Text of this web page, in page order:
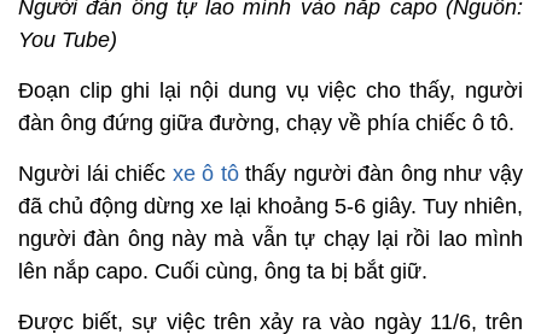
Người đàn ông tự lao mình vào nắp capo (Nguồn:
You Tube)
Đoạn clip ghi lại nội dung vụ việc cho thấy, người
đàn ông đứng giữa đường, chạy về phía chiếc ô tô.
Người lái chiếc xe ô tôthấy người đàn ông như vậy
đã chủ động dừng xe lại khoảng 5-6 giây. Tuy nhiên,
người đàn ông này mà vẫn tự chạy lại rồi lao mình
lên nắp capo. Cuối cùng, ông ta bị bắt giữ.
Được biết, sự việc trên xảy ra vào ngày 11/6, trên